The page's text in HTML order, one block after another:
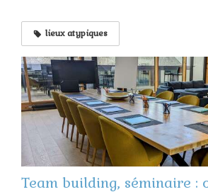
lieux atypiques
Team building, séminaire :